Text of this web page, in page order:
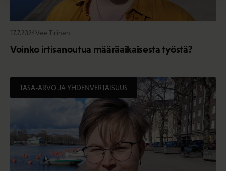
17.7.2024Vee Tirinen
Voinko irtisanoutua määräaikaisesta työstä?
TASA-ARVO JA YHDENVERTAISUUS